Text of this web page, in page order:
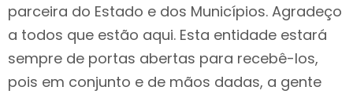
parceira do Estado e dos Municípios. Agradeço
a todos que estão aqui. Esta entidade estará
sempre de portas abertas para recebê-los,
pois em conjunto e de mãos dadas, a gente